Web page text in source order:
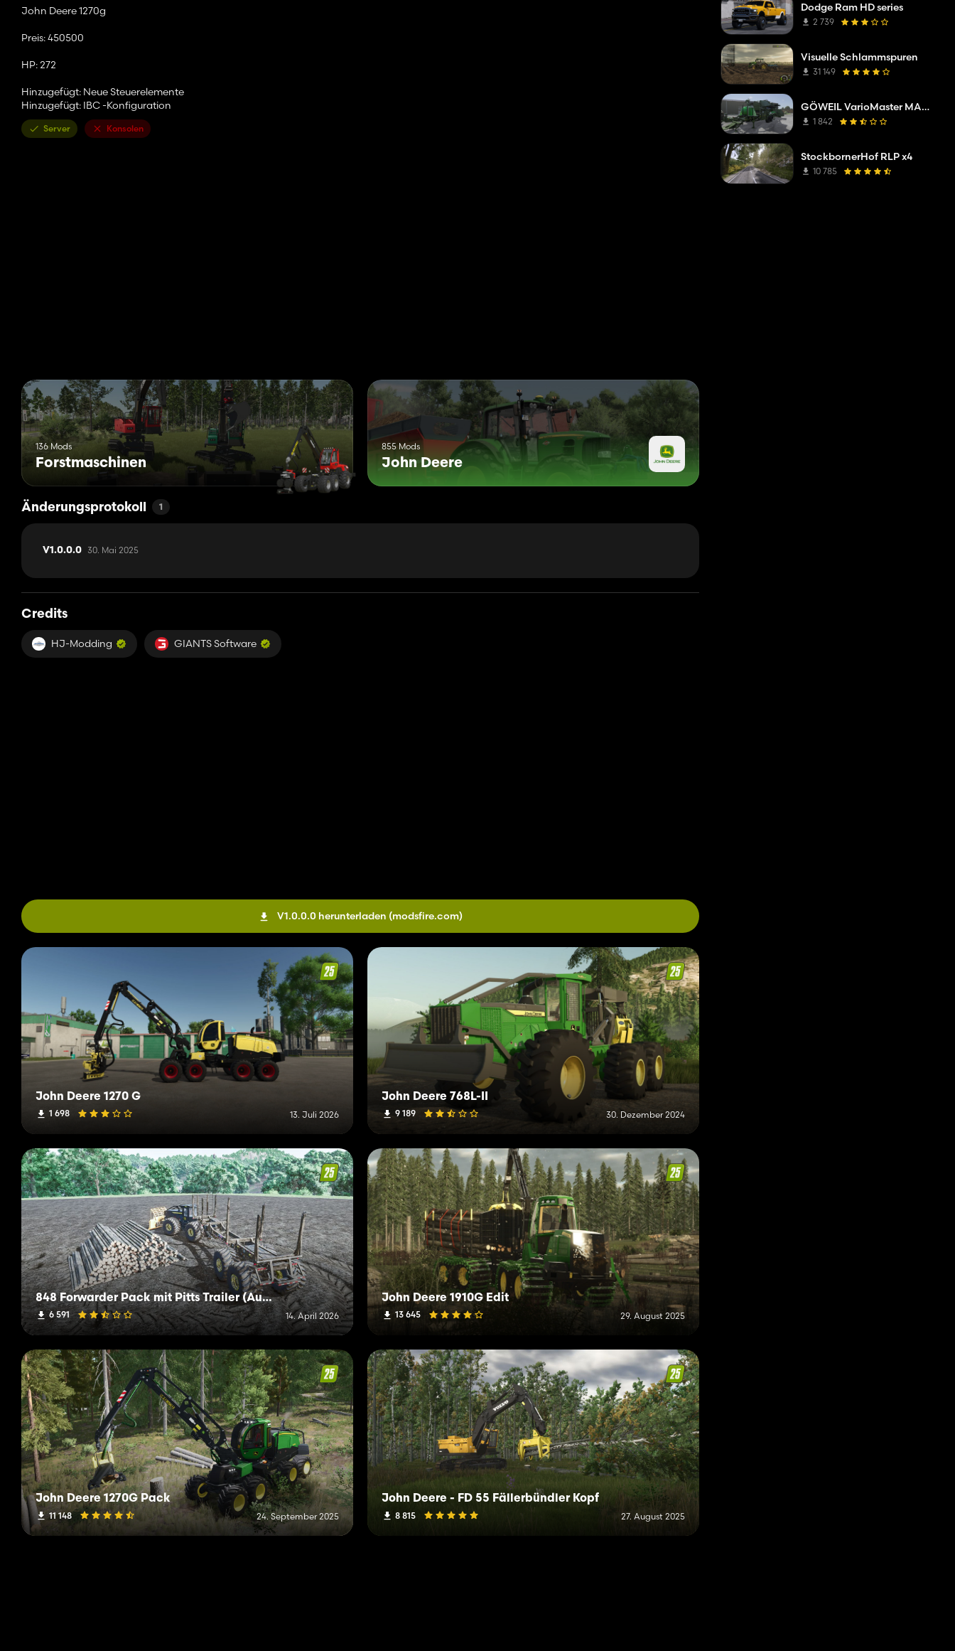
John Deere 1270g
Preis: 450500
HP: 272
Hinzugefügt: Neue Steuerelemente
Hinzugefügt: IBC -Konfiguration
Server Konsolen
136 Mods
Forstmaschinen
855 Mods
John Deere
Änderungsprotokoll 1
V1.0.0.0 30. Mai 2025
Credits
HJ-Modding GIANTS Software
V1.0.0.0 herunterladen (modsfire.com)
John Deere 1270 G
1 698 13. Juli 2026
John Deere 768L-II
9 189 30. Dezember 2024
848 Forwarder Pack mit Pitts Trailer (Autoload-Option)
6 591 14. April 2026
John Deere 1910G Edit
13 645 29. August 2025
John Deere 1270G Pack
11 148 24. September 2025
John Deere - FD 55 Fällerbündler Kopf
8 815 27. August 2025
Dodge Ram HD series
2 739
Visuelle Schlammspuren
31 149
GÖWEIL VarioMaster MAS COMPLETE
1 842
StockbornerHof RLP x4
10 785